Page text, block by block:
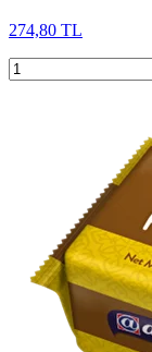
274,80 TL